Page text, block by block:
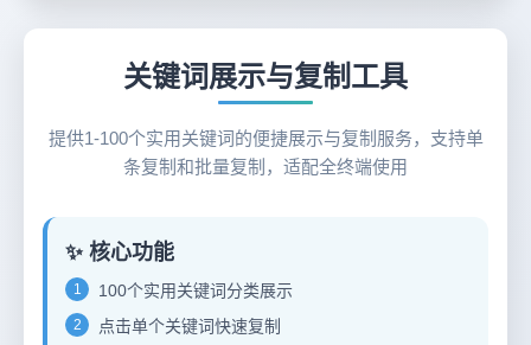
关键词展示与复制工具
提供1-100个实用关键词的便捷展示与复制服务，支持单
条复制和批量复制，适配全终端使用
✨ 核心功能
1 100个实用关键词分类展示
2 点击单个关键词快速复制